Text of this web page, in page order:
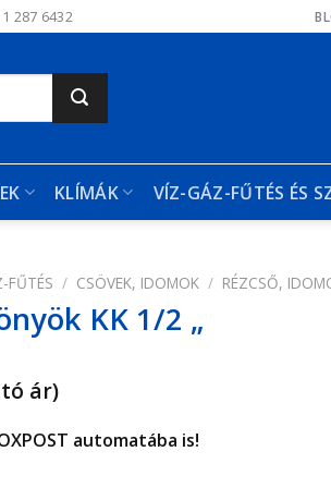
287 6432
KLÍMÁK VÍZ-GÁZ-FŰTÉS ÉS
FŰTÉS / CSÖVEK, IDOMOK / RÉZCSŐ,
KK 1/2 „
ár)
automatába is!